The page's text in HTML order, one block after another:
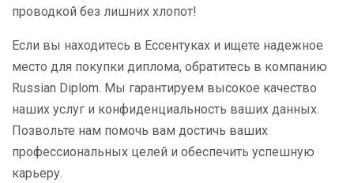
проводкой без лишних хлопот!
Если вы находитесь в Ессентуках и ищете надежное
место для покупки диплома, обратитесь в компанию
Russian Diplom. Мы гарантируем высокое качество
наших услуг и конфиденциальность ваших данных.
Позвольте нам помочь вам достичь ваших
профессиональных целей и обеспечить успешную
карьеру.